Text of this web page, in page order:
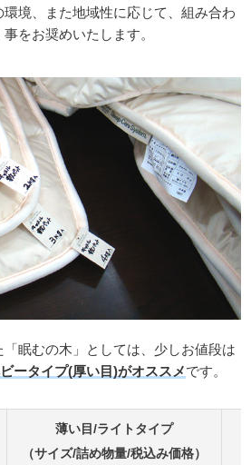
境、また地域性に応じて、組み合わ
をお奨めいたします。
眠むの木」としては、少しお値段は
ータイプ(厚い目)がオススメです。
薄い目/ライトタイプ
（サイズ/詰め物量/税込み価格）